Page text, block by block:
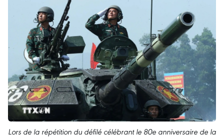
Lors de la répétition du défilé célébrant le 80e anniversaire de la